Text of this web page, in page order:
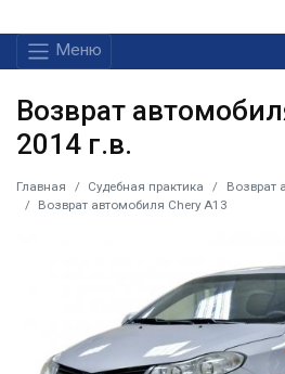
Меню
Возврат
2014 г.в.
Главная Судебная практика
Возврат
Возврат автомобиля Chery А13